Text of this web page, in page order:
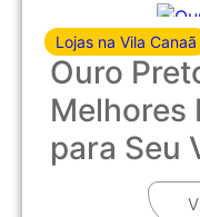
Lojas na Vila Canaã
Ouro
Melhores
para Seu